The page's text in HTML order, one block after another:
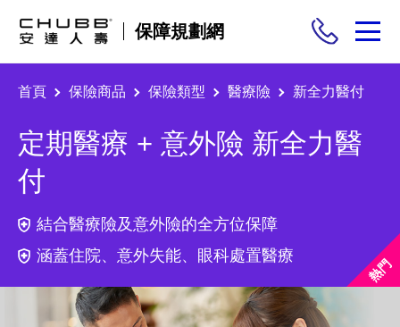
保障規劃網
保險商品
需求分析
投保與理賠
保險與生活
首頁 保險商品 保險類型 醫療險 新全力醫付
定期醫療 + 意外險 新全力醫
付
結合醫療險及意外險的全方位保障
涵蓋住院、意外失能、眼科處置醫療